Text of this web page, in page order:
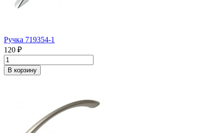
Ручка 719354-1
120 ₽
В корзину